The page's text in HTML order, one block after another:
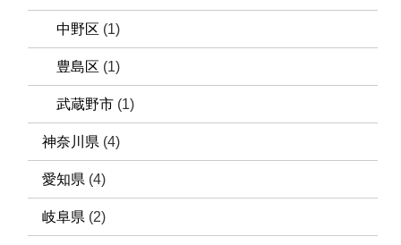
中野区 (1)
豊島区 (1)
武蔵野市 (1)
神奈川県 (4)
愛知県 (4)
岐阜県 (2)